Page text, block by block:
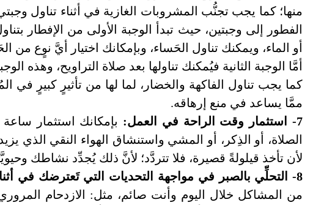
منها؛ كما يجب تجنُّب المشروبات الغازية في أثناء تناول
الفطور إلى وجبتين، حيث تبدأ الوجبة الأولى من الإفطار
أو الماء، ويمكنك تناول الحَساء، وبإمكانك اختيار أيَّ نوٍع
أمَّا الوجبة الثانية فيُمكنك تناولها بعد صلاة التراويح، وهذه
كما يجب تناول الفاكهة والخضار، لما لها من تأثيرٍ كبيرٍ
ممَّا يساعد في منع إرهاقه.
7- استثمار وقت الراحة في العمل:
بإمكانك استثمار
الصلاة، أو الذِكر، أو المشي واستنشاق الهواء النقي الذي
لأن تأخذ قيلولةً قصيرة، فلا تتردَّد؛ لأنَّ ذلك يُجدِّد نشاطك
8- التحلِّي بالصبر في مواجهة التحديات التي تَعترضك في أثناء الصيام:
من المشاكل خلال اليوم وأنت صائم، مثل: الازدحام